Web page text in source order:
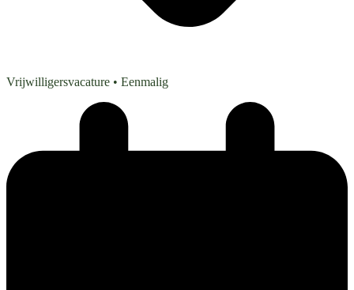
Vrijwilligersvacature • Eenmalig